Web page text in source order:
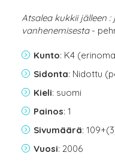
Atsalea kukkii jälleen
vanhenemisesta-
Kunto: K4
Sidonta: Nidottu
Kieli: suomi
Painos: 1
Sivumäärä:
Vuosi: 2006